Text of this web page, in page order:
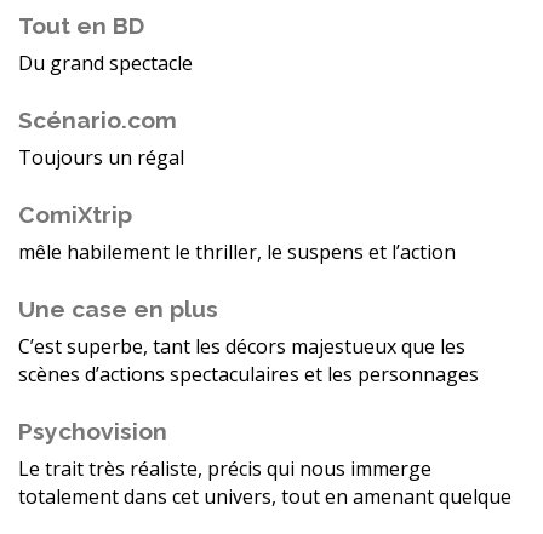
Tout en BD
Du grand spectacle
Scénario.com
Toujours un régal
ComiXtrip
mêle habilement le thriller, le suspens et l’action
Une case en plus
C’est superbe, tant les décors majestueux que les
scènes d’actions spectaculaires et les personnages
Psychovision
Le trait très réaliste, précis qui nous immerge
totalement dans cet univers, tout en amenant quelque